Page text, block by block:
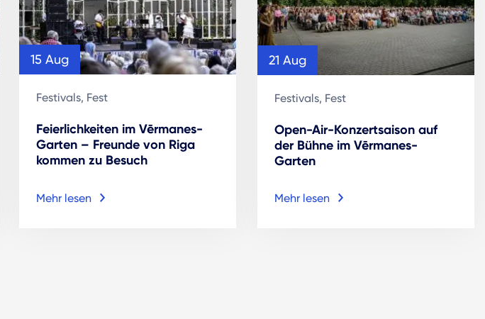
15 Aug
Festivals, Fest
Feierlichkeiten im Vērmanes-
Garten – Freunde von Riga
kommen zu Besuch
Mehr lesen
21 Aug
Festivals, Fest
Open-Air-Konzertsaison auf
der Bühne im Vērmanes-
Garten
Mehr lesen